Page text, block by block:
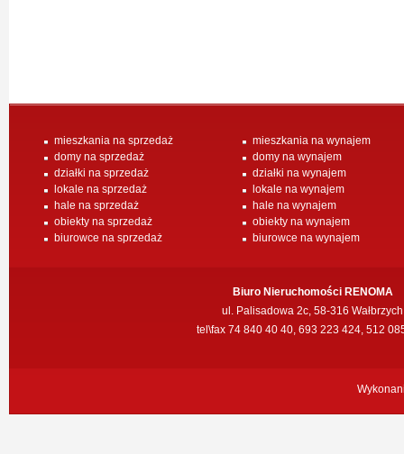
mieszkania na sprzedaż
domy na sprzedaż
działki na sprzedaż
lokale na sprzedaż
hale na sprzedaż
obiekty na sprzedaż
biurowce na sprzedaż
mieszkania na wynajem
domy na wynajem
działki na wynajem
lokale na wynajem
hale na wynajem
obiekty na wynajem
biurowce na wynajem
Biuro Nieruchomości RENOMA
ul. Palisadowa 2c, 58-316 Wałbrzych
tel\fax 74 840 40 40, 693 223 424, 512